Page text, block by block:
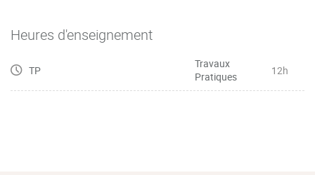
Heures d'enseignement
TP
Travaux
Pratiques
12h